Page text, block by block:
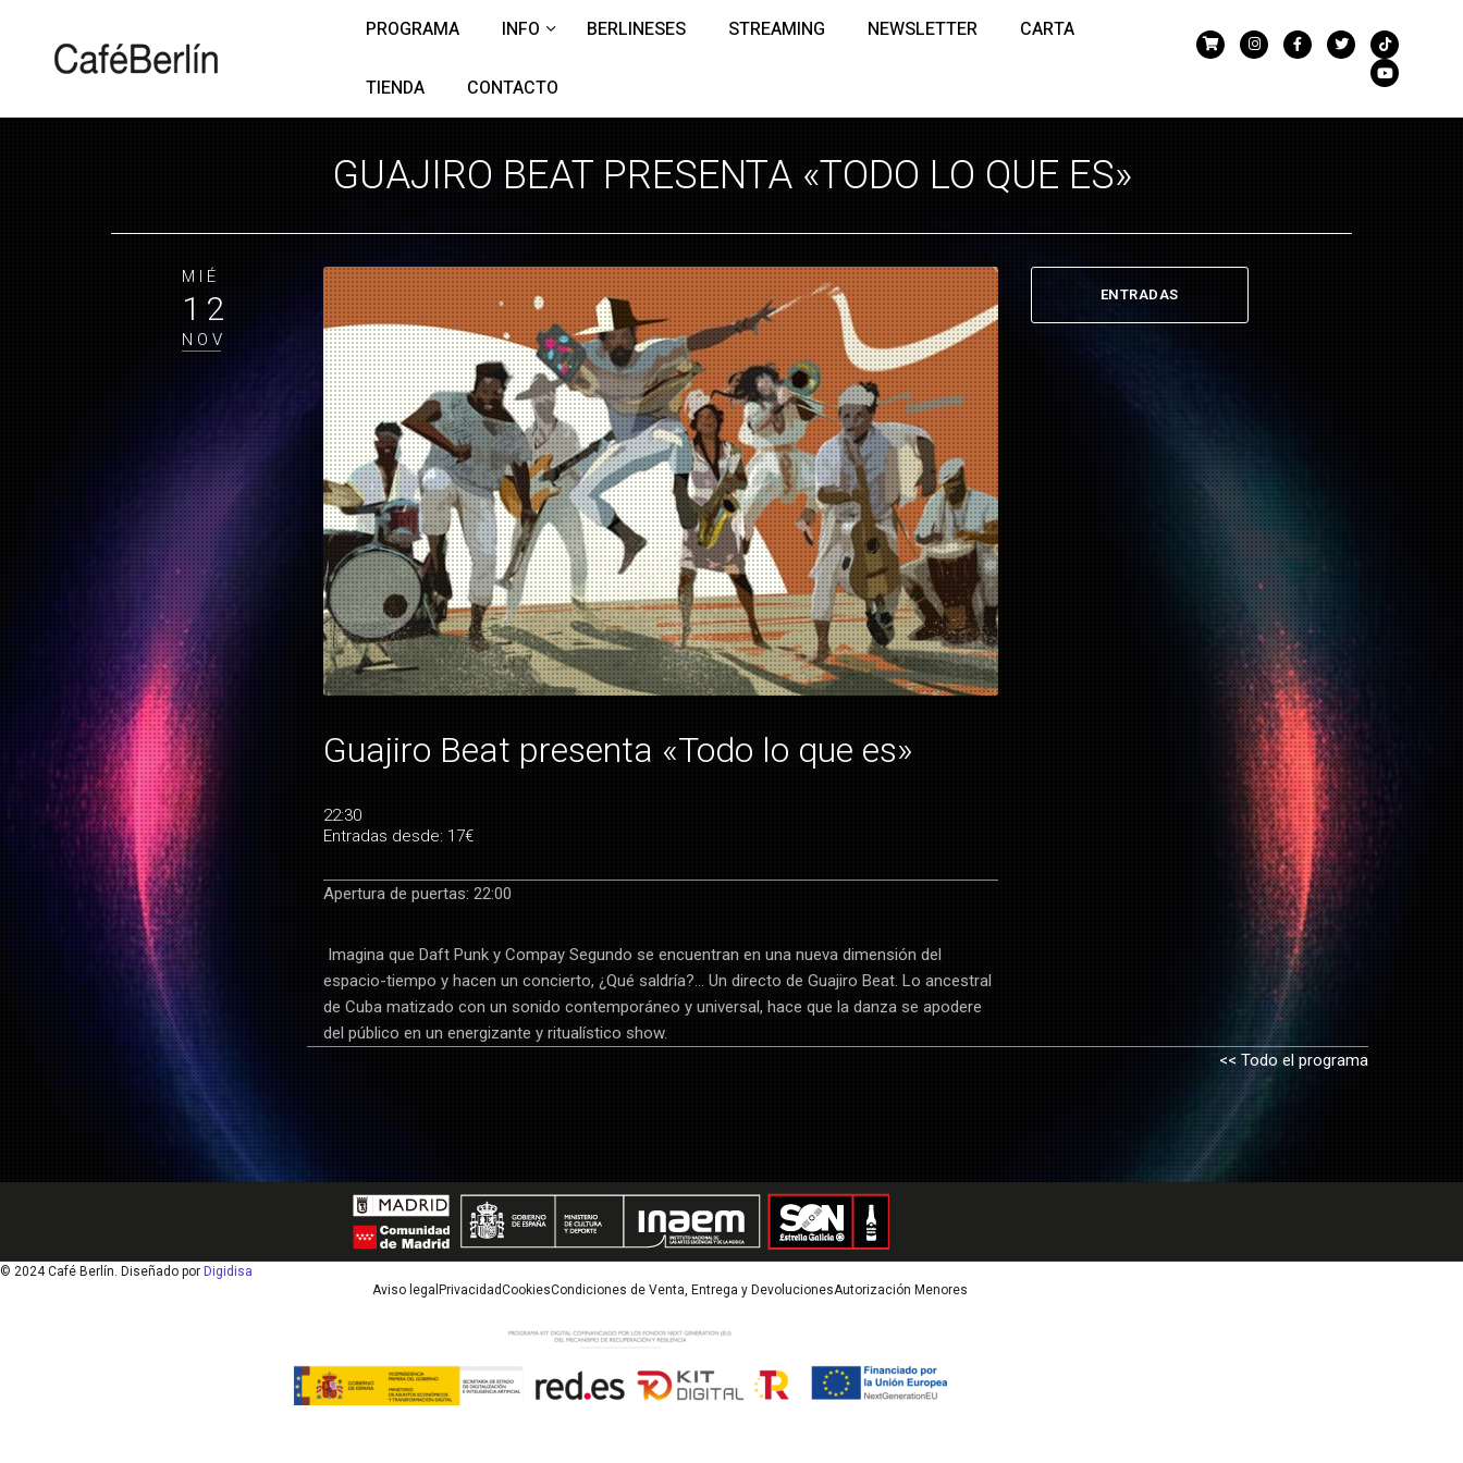
PROGRAMA INFO BERLINESES STREAMING NEWSLETTER CARTA
TIENDA CONTACTO
GUAJIRO BEAT PRESENTA «TODO LO QUE ES»
MIÉ
12
NOV
Guajiro Beat presenta «Todo lo que es»
22:30
Entradas desde: 17€
Apertura de puertas: 22:00
Imagina que Daft Punk y Compay Segundo se encuentran en una nueva dimensión del
espacio-tiempo y hacen un concierto, ¿Qué saldría?… Un directo de Guajiro Beat. Lo ancestral
de Cuba matizado con un sonido contemporáneo y universal, hace que la danza se apodere
del público en un energizante y ritualístico show.
ENTRADAS
<< Todo el programa
© 2024 Café Berlín. Diseñado por Digidisa
Aviso legal PrivacidadCookiesCondiciones de Venta, Entrega y DevolucionesAutorización Menores